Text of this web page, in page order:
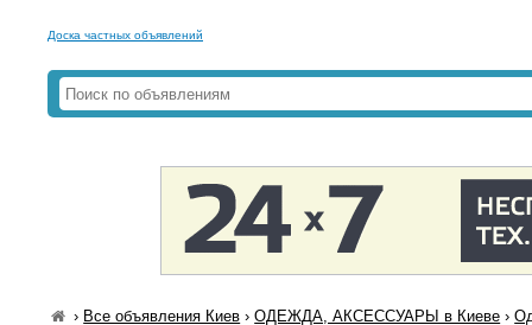
Доска частных объявлений
› Все объявления Киев ›ОДЕЖДА, АКСЕССУАРЫ в Киеве ›